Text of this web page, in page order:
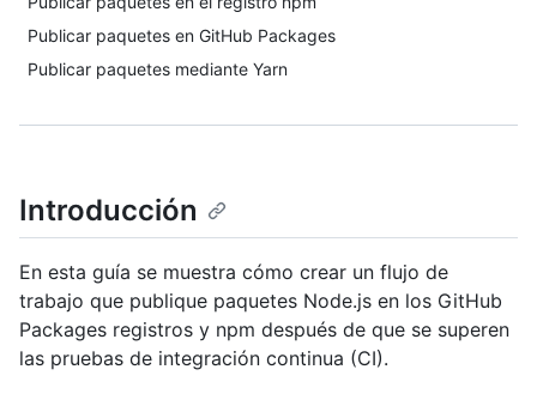
Publicar paquetes en GitHub Packages
Publicar paquetes mediante Yarn
Introducción
En esta guía se muestra cómo crear un flujo de
trabajo que publique paquetes Node.js en los GitHub
Packages registros y npm después de que se superen
las pruebas de integración continua (CI).